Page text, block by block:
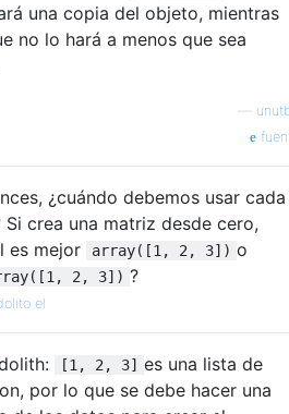
una copia del objeto, mientras
no lo hará a menos que sea
¿cuándo debemos usar cada
Si crea una matriz desde cero,
es mejor
array([1, 2, 3]) o
2, 3]) ?
el
[1, 2, 3] es una lista de
por lo que se debe hacer una